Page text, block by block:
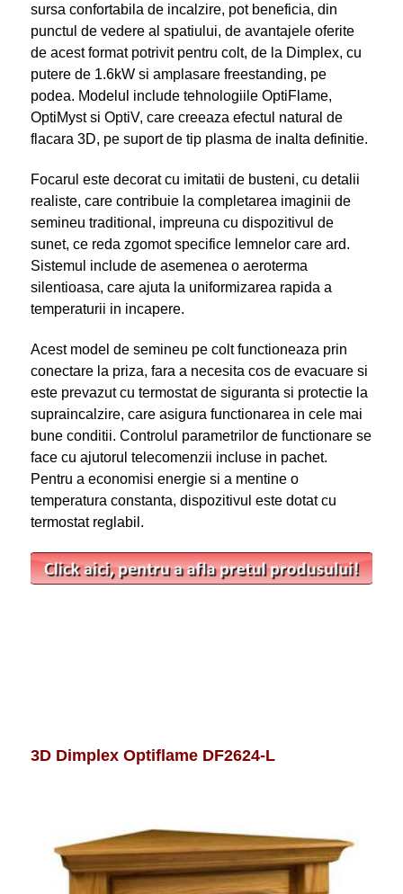
sursa confortabila de incalzire, pot beneficia, din
punctul de vedere al spatiului, de avantajele oferite
de acest format potrivit pentru colt, de la Dimplex, cu
putere de 1.6kW si amplasare freestanding, pe
podea. Modelul include tehnologiile OptiFlame,
OptiMyst si OptiV, care creeaza efectul natural de
flacara 3D, pe suport de tip plasma de inalta definitie.
Focarul este decorat cu imitatii de busteni, cu detalii
realiste, care contribuie la completarea imaginii de
semineu traditional, impreuna cu dispozitivul de
sunet, ce reda zgomot specifice lemnelor care ard.
Sistemul include de asemenea o aeroterma
silentioasa, care ajuta la uniformizarea rapida a
temperaturii in incapere.
Acest model de semineu pe colt functioneaza prin
conectare la priza, fara a necesita cos de evacuare si
este prevazut cu termostat de siguranta si protectie la
supraincalzire, care asigura functionarea in cele mai
bune conditii. Controlul parametrilor de functionare se
face cu ajutorul telecomenzii incluse in pachet.
Pentru a economisi energie si a mentine o
temperatura constanta, dispozitivul este dotat cu
termostat reglabil.
3D Dimplex Optiflame DF2624-L